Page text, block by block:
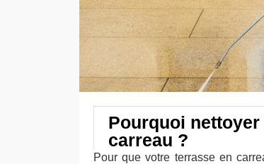
Pourquoi
carreau ?
Pour que votre terrasse en